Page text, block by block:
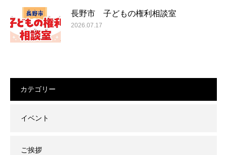
長野市 子どもの権利相談室
2026.07.17
カテゴリー
イベント
ご挨拶